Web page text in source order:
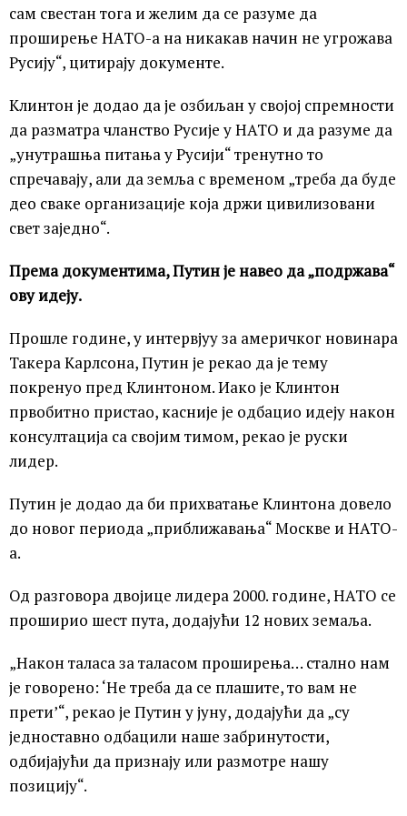
сам свестан тога и желим да се разуме да
проширење НАТО-а на никакав начин не угрожава
Русију“, цитирају документе.
Клинтон је додао да је озбиљан у својој спремности
да разматра чланство Русије у НАТО и да разуме да
„унутрашња питања у Русији“ тренутно то
спречавају, али да земља с временом „треба да буде
део сваке организације која држи цивилизовани
свет заједно“.
Према документима, Путин је навео да „подржава“
ову идеју.
Прошле године, у интервјуу за америчког новинара
Такера Карлсона, Путин је рекао да је тему
покренуо пред Клинтоном. Иако је Клинтон
првобитно пристао, касније је одбацио идеју након
консултација са својим тимом, рекао је руски
лидер.
Путин је додао да би прихватање Клинтона довело
до новог периода „приближавања“ Москве и НАТО-
а.
Од разговора двојице лидера 2000. године, НАТО се
проширио шест пута, додајући 12 нових земаља.
„Након таласа за таласом проширења… стално нам
је говорено: ‘Не треба да се плашите, то вам не
прети’“, рекао је Путин у јуну, додајући да „су
једноставно одбацили наше забринутости,
одбијајући да признају или размотре нашу
позицију“.